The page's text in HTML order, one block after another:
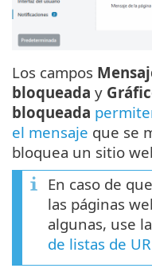
Los campos
bloqueada y
bloqueada
el mensaje que se
bloquea un sitio
En caso de
las páginas
algunas, use
de listas de